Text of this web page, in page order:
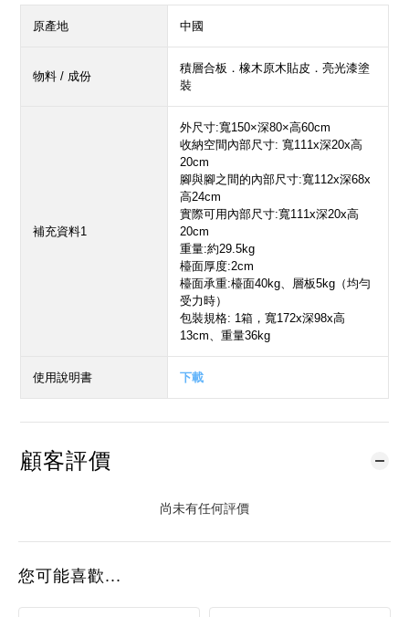
原產地 中國
物料 / 成份
積層合板．橡木原木貼皮．亮光漆塗
裝
補充資料1
外尺寸:寬150×深80×高60cm
收納空間內部尺寸: 寬111x深20x高
20cm
腳與腳之間的內部尺寸:寬112x深68x
高24cm
實際可用內部尺寸:寬111x深20x高
20cm
重量:約29.5kg
檯面厚度:2cm
檯面承重:檯面40kg、層板5kg（均勻
受力時）
包裝規格: 1箱，寬172x深98x高
13cm、重量36kg
使用說明書 下載
顧客評價
尚未有任何評價
您可能喜歡...